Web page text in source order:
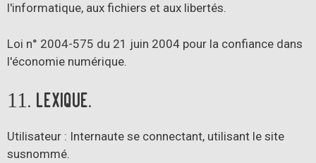
l'informatique, aux fichiers et aux libertés.
Loi n° 2004-575 du 21 juin 2004 pour la confiance dans
l'économie numérique.
11. Lexique.
Utilisateur : Internaute se connectant, utilisant le site
susnommé.